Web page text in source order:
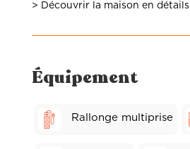
> Découvrir la maison en détails
Équipement
Rallonge multiprise